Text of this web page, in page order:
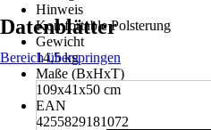
Hinweis
Komfortable Polsterung
Gewicht
14,5 kg
Maße (BxHxT)
109x41x50 cm
EAN
4255829181072
Datenblätter
Bereich überspringen